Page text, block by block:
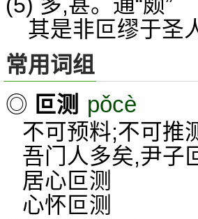
其是非叵缪于
常用词组
◎ 叵测 pǒcè
不可预料;不可推
吾门人多矣,尹
居心叵测
心怀叵测